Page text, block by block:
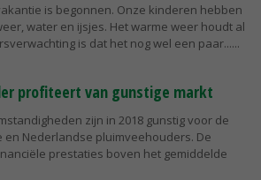
is begonnen. Onze kinderen hebben
water en ijsjes. Het warme weer houdt al
is dat het nog wel een paar...
profiteert van gunstige markt
zijn in 2018 gunstig voor de
Nederlandse pluimveehouders. De
prestaties boven het gemiddelde